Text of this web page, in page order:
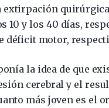
extirpación
10 y los 40 días,
déficit motor,
la idea de que
cerebral y el
más joven es el